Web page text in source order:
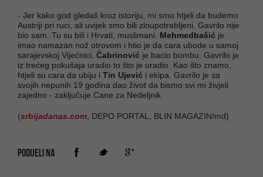
- Jer kako god gledaš kroz istoriju, mi smo htjeli da budemo
Austriji pri ruci, ali uvijek smo bili zloupotrebljeni. Gavrilo nije
bio sam. Tu su bili i Hrvati, muslimani. Mehmedbašić je
imao namazan nož otrovom i htio je da cara ubode u samoj
sarajevskoj Vijećnici. Čabrinović je bacio bombu. Gavrilo je
iz trećeg pokušaja uradio to što je uradio. Kao što znamo,
htjeli su cara da ubiju i Tin Ujević i ekipa. Gavrilo je sa
svojih nepunih 19 godina dao život da bismo svi mi živjeli
zajedno - zaključuje Cane za Nedeljnik.
(srbijadanas.com, DEPO PORTAL, BLIN MAGAZIN/md)
PODIJELI NA